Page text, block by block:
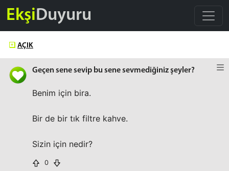
EkşiDuyuru
AÇIK
Geçen sene sevip bu sene sevmediğiniz şeyler?
Benim için bira.
Bir de bir tık filtre kahve.
Sizin için nedir?
0